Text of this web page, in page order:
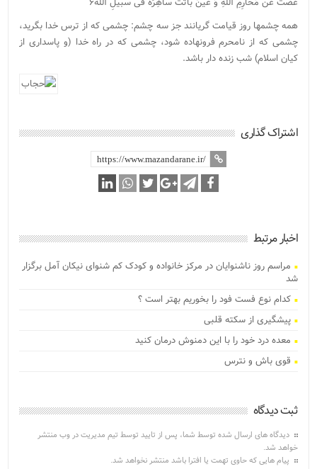
همه چشمها روز قیامت گریانند جز سه چشم: چشمی که از ترس خدا بگرید،
چشمی که از نامحرم فرونهاده شود، چشمی که در راه خدا (و پاسداری از
کیان اسلام) شب زنده دار باشد.
اشتراک گذاری
اخبار مرتبط
مراسم روز ناشنوایان در مرکز خانواده و کودک کم شنوای نیکان آمل برگزار
شد
کدام نوع فست فود را بخوریم بهتر است ؟
پیشگیری از سکته قلبی
معده درد خود را با این دمنوش درمان کنید
قوی باش و نترس
ثبت دیدگاه
دیدگاه های ارسال شده توسط شما، پس از تایید توسط تیم مدیریت در وب منتشر
خواهد شد.
پیام هایی که حاوی تهمت یا افترا باشد منتشر نخواهد شد.